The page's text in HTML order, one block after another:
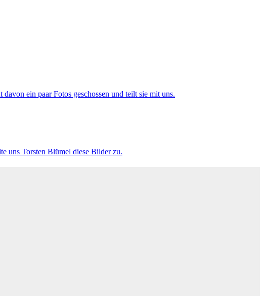
ein paar Fotos geschossen und teilt sie mit uns.
uns Torsten Blümel diese Bilder zu.